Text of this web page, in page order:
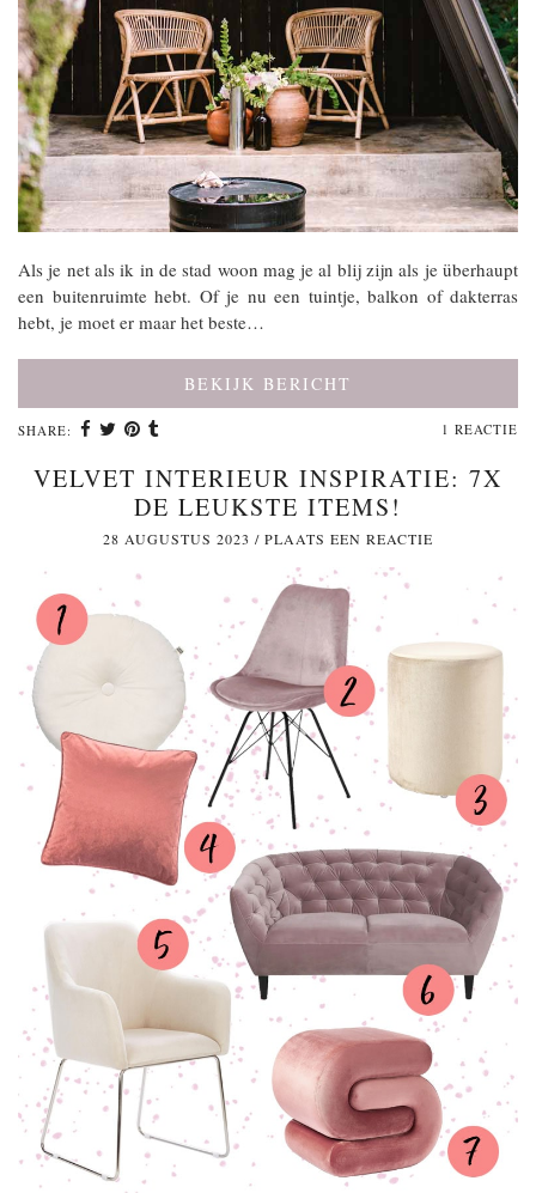
Als je net als ik in de stad woon mag je al blij zijn als je überhaupt
een buitenruimte hebt. Of je nu een tuintje, balkon of dakterras
hebt, je moet er maar het beste…
BEKIJK BERICHT
SHARE: 1 REACTIE
VELVET INTERIEUR INSPIRATIE: 7X
DE LEUKSTE ITEMS!
28 AUGUSTUS 2023 / PLAATS EEN REACTIE